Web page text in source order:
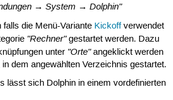
→ System → Dolphin"
die Menü-Variante Kickoffverwendet
"Rechner"gestartet werden. Dazu
unter "Orte"angeklickt werden
dem angewählten Verzeichnis gestartet.
lässt sich Dolphin in einem vordefinierten